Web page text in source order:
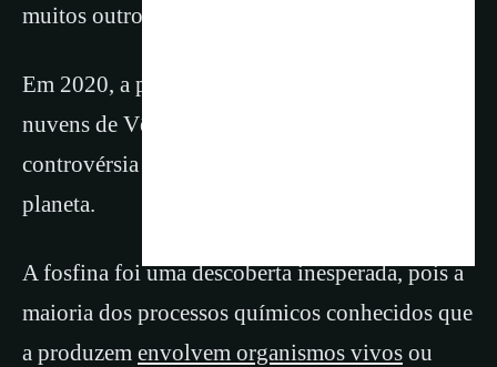
muitos outros lugares para procurá-la.
Em 2020, a possível detecção de fosfina nas
nuvens de Vênus tornou-se o centro de uma
controvérsia sobre possíveis sinais de vida no
planeta.
A fosfina foi uma descoberta inesperada, pois a
maioria dos processos químicos conhecidos que
a produzem envolvem organismos vivos ou